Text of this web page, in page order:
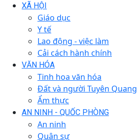
XÃ HỘI
Giáo dục
Y tế
Lao động - việc làm
Cải cách hành chính
VĂN HÓA
Tinh hoa văn hóa
Đất và người Tuyên Quang
Ẩm thực
AN NINH - QUỐC PHÒNG
An ninh
Quân sự